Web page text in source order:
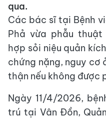
qua.
Các bác sĩ tại Bệnh
Phả vừa phẫu
hợp sỏi niệu quản
chứng nặng, nguy cơ
thận nếu không được
Ngày 11/4/2026,
trú tại Vân Đồn,